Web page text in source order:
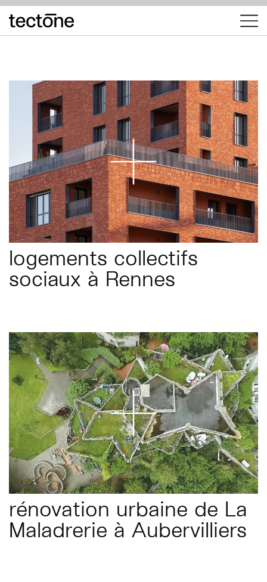
tectōne
logements collectifs
sociaux à Rennes
rénovation urbaine de La
Maladrerie à Aubervilliers